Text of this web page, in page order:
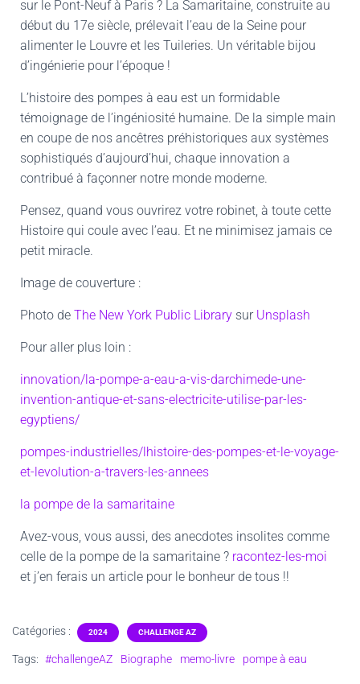
sur le Pont-Neuf à Paris ? La Samaritaine, construite au
début du 17e siècle, prélevait l’eau de la Seine pour
alimenter le Louvre et les Tuileries. Un véritable bijou
d’ingénierie pour l’époque !
L’histoire des pompes à eau est un formidable
témoignage de l’ingéniosité humaine. De la simple main
en coupe de nos ancêtres préhistoriques aux systèmes
sophistiqués d’aujourd’hui, chaque innovation a
contribué à façonner notre monde moderne.
Pensez, quand vous ouvrirez votre robinet, à toute cette
Histoire qui coule avec l’eau. Et ne minimisez jamais ce
petit miracle.
Image de couverture :
Photo de The New York Public Library sur Unsplash
Pour aller plus loin :
innovation/la-pompe-a-eau-a-vis-darchimede-une-
invention-antique-et-sans-electricite-utilise-par-les-
egyptiens/
pompes-industrielles/lhistoire-des-pompes-et-le-voyage-
et-levolution-a-travers-les-annees
la pompe de la samaritaine
Avez-vous, vous aussi, des anecdotes insolites comme
celle de la pompe de la samaritaine ? racontez-les-moi
et j’en ferais un article pour le bonheur de tous !!
Catégories : 2024 CHALLENGE AZ
Tags: #challengeAZ Biographe memo-livre pompe à eau